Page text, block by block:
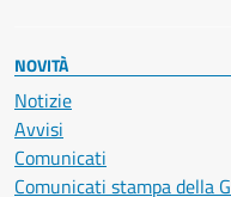
NOVITÀ
Notizie
Avvisi
Comunicati
Comunicati stampa della